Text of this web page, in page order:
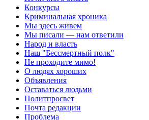
Конкурсы
Криминальная хроника
Мы здесь живем
Мы писали — нам ответили
Народ и власть
Наш "Бессмертный полк"
Не проходите мимо!
О людях хороших
Объявления
Оставаться людьми
Политпросвет
Почта редакции
Проблема